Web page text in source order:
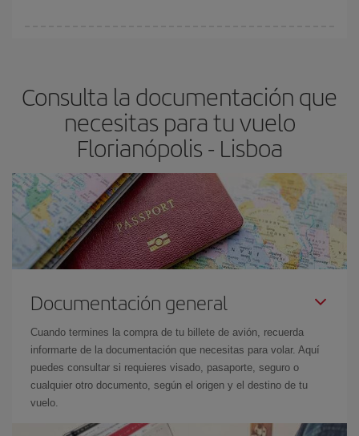
Consulta la documentación que
necesitas para tu vuelo
Florianópolis - Lisboa
Documentación general
Cuando termines la compra de tu billete de avión, recuerda
informarte de la documentación que necesitas para volar. Aquí
puedes consultar si requieres visado, pasaporte, seguro o
cualquier otro documento, según el origen y el destino de tu
vuelo.